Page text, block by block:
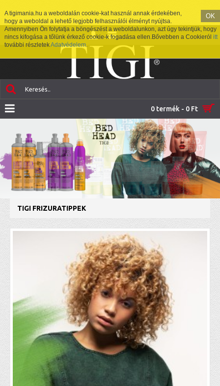
OK
A tigimania.hu a weboldalán cookie-kat használ annak érdekében,
hogy a weboldal a lehető legjobb felhasználói élményt nyújtsa.
Amennyiben Ön folytatja a böngészést a weboldalunkon, azt úgy tekintjük, hogy
nincs kifogása a tőlünk érkező cookie-k fogadása ellen.Bővebben a Cookieról itt
további részletekAdatvédelem.
0 termék - 0 Ft
TIGI FRIZURATIPPEK